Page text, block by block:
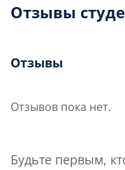
Отзывы
Отзывы
Отзывов пока нет.
Будьте первым,